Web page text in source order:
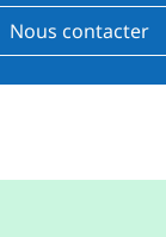
Nous contacter